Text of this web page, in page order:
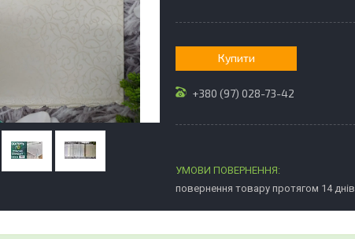
Купити
+380 (97) 028-73-42
повернення товару протягом 14 днів